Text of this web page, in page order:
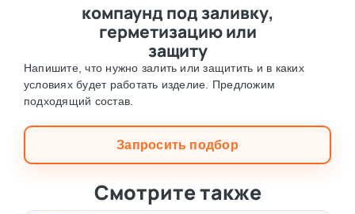
компаунд под заливку,
герметизацию или
защиту
Напишите, что нужно залить или защитить и в каких
условиях будет работать изделие. Предложим
подходящий состав.
Запросить подбор
Смотрите также